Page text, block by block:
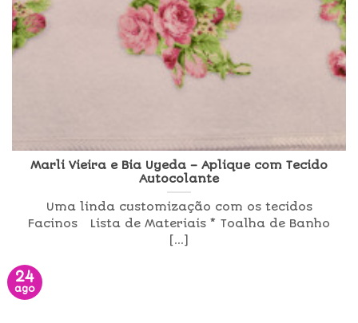
Marli Vieira e Bia Uyeda – Aplique com Tecido
Autocolante
Uma linda customização com os tecidos
Facinos Lista de Materiais * Toalha de Banho
[...]
24
ago